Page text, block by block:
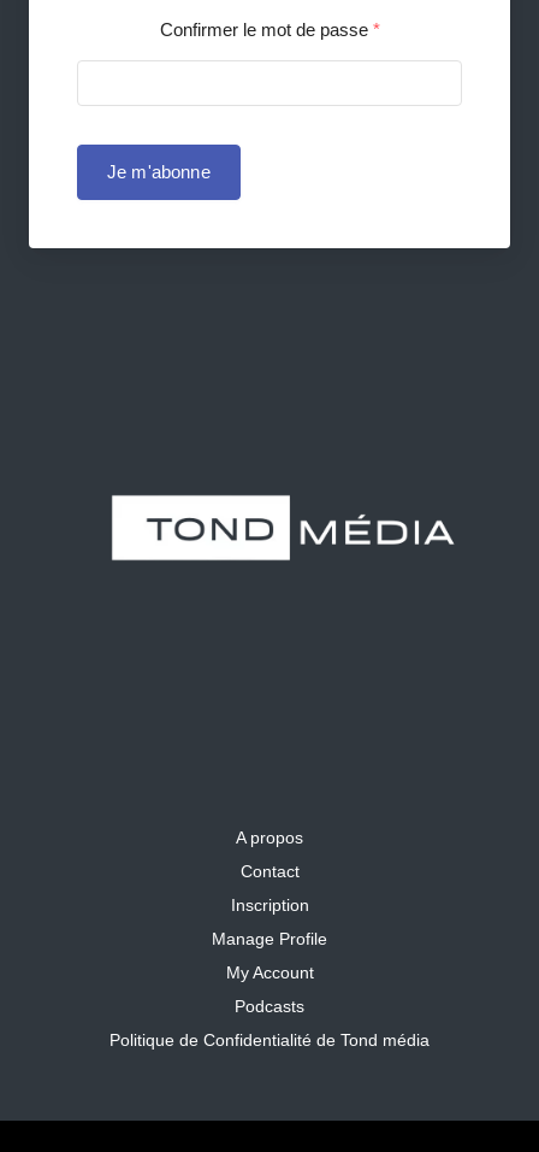
Confirmer le mot de passe *
Je m'abonne
A propos
Contact
Inscription
Manage Profile
My Account
Podcasts
Politique de Confidentialité de Tond média